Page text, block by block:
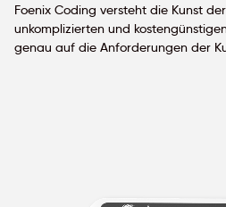
Foenix Coding versteht die Kunst
unkomplizierten und
genau auf die Anforderungen der